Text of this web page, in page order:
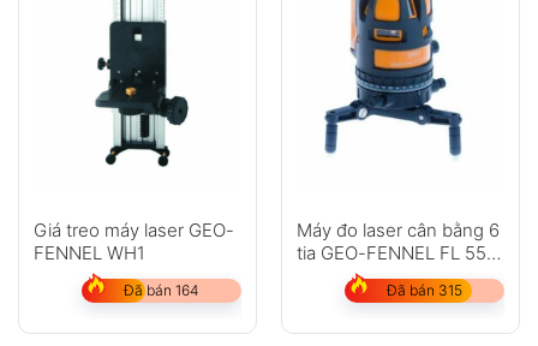
Giá treo máy laser GEO-
FENNEL WH1
Đã bán 164
Máy đo laser cân bằng 6
tia GEO-FENNEL FL 55
Đã bán 315